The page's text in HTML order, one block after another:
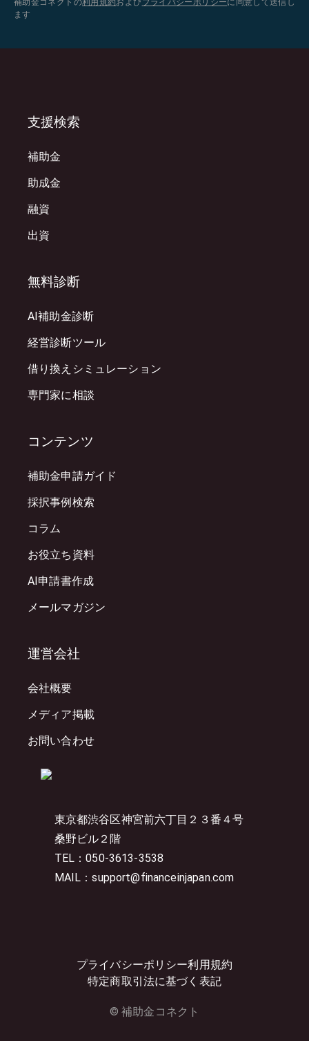
ます
東京都渋谷区神宮前六丁目２３番４号
桑野ビル２階
TEL：050-3613-3538
MAIL：support@financeinjapan.com
プライバシーポリシー利用規約
特定商取引法に基づく表記
© 補助金コネクト
支援検索
補助金
助成金
融資
出資
無料診断
AI補助金診断
経営診断ツール
借り換えシミュレーション
専門家に相談
コンテンツ
補助金申請ガイド
採択事例検索
コラム
お役立ち資料
AI申請書作成
メールマガジン
運営会社
会社概要
メディア掲載
お問い合わせ